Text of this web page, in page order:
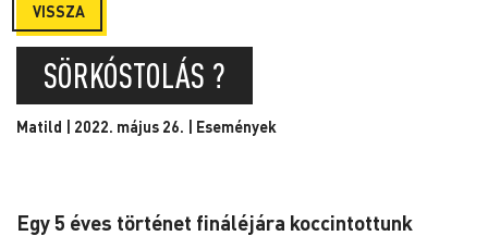
VISSZA
SÖRKÓSTOLÁS ?
Matild | 2022. május 26. | Események
Egy 5 éves történet fináléjára koccintottunk